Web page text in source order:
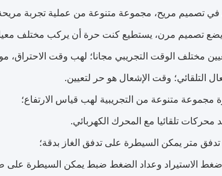
لهب وقت الاحتراق،
وقت الإشعال هو حر لتعيين.